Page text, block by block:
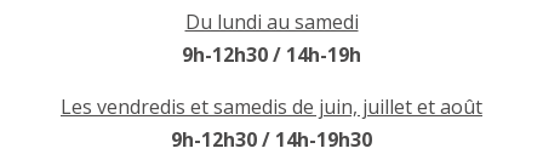
Du lundi au samedi
9h-12h30 / 14h-19h
Les vendredis et samedis de juin, juillet et août
9h-12h30 / 14h-19h30